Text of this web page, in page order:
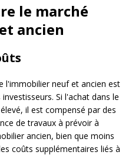
le marché
ancien
l'immobilier neuf et ancien est
Si l'achat dans le
il est compensé par des
de travaux à prévoir à
ancien, bien que moins
coûts supplémentaires liés à